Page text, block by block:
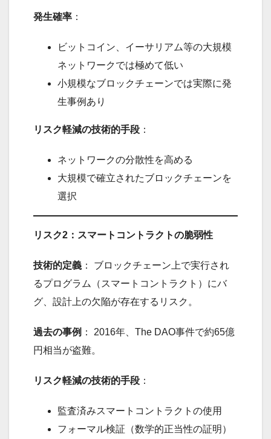
発生確率 ：
ビットコイン、イーサリアム等の大規模
ネットワークでは極めて低い
小規模なブロックチェーンでは実際に発
生事例あり
リスク軽減の技術的手段 ：
ネットワークの分散性を高める
大規模で確立されたブロックチェーンを
選択
リスク2：スマートコントラクトの脆弱性
技術的定義 ： ブロックチェーン上で実行され
るプログラム（スマートコントラクト）にバ
グ、設計上の欠陥が存在するリスク。
過去の事例 ： 2016年、The DAO事件で約65億
円相当が盗難。
リスク軽減の技術的手段 ：
監査済みスマートコントラクトの使用
フォーマル検証（数学的正当性の証明）